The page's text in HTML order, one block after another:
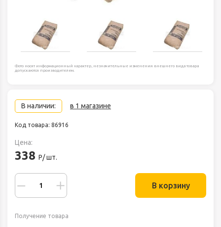
Фото носят информационный характер, незначительные изменения внешнего вида товара
допускаются производителем.
В наличии: в 1 магазине
Код товара: 86916
Цена:
338 Р/ шт.
В корзину
Получение товара